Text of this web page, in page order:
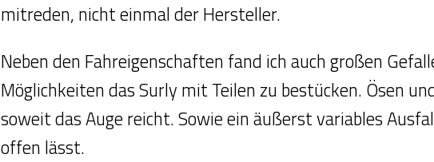
mitreden, nicht einmal der Hersteller.
Neben den Fahreigenschaften fand ich auch großen
Möglichkeiten das Surly mit Teilen zu bestücken. Ösen
soweit das Auge reicht. Sowie ein äußerst variables
offen lässt.